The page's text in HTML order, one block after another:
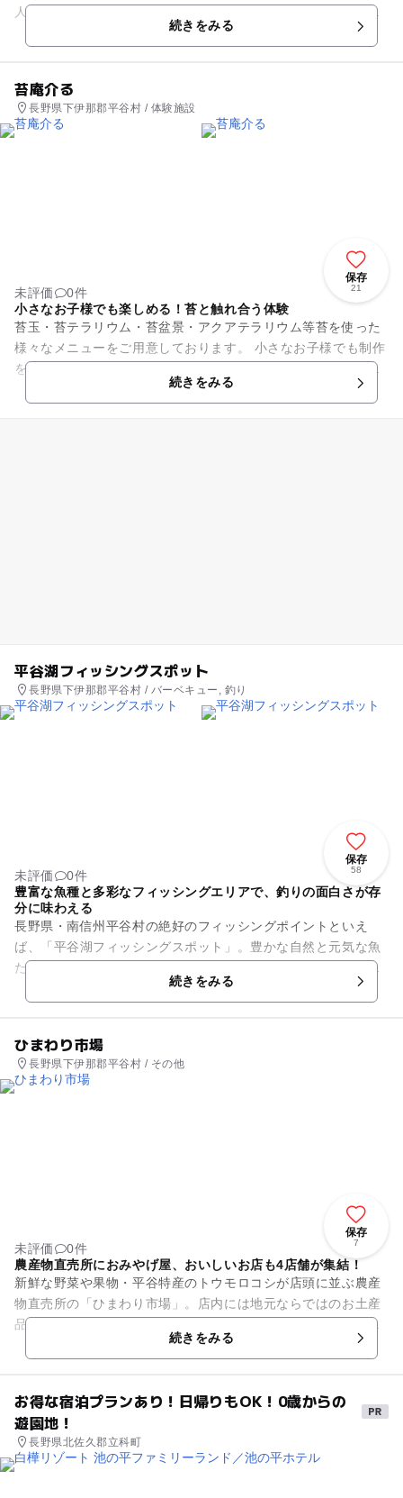
人の湯ともいわれているので、お母さんにも嬉しいお湯です。
南信州ならではのメニュー...続きをみる
苔庵介る
長野県下伊那郡平谷村 / 体験施設
保存
21
未評価
0件
小さなお子様でも楽しめる！苔と触れ合う体験
苔玉・苔テラリウム・苔盆景・アクアテラリウム等苔を使った
様々なメニューをご用意しております。 小さなお子様でも制作
をお楽しみ頂ける物も御座いますので、ご家族の方からご友
続きをみる
平谷湖フィッシングスポット
長野県下伊那郡平谷村 / バーベキュー, 釣り
保存
58
未評価
0件
豊富な魚種と多彩なフィッシングエリアで、釣りの面白さが存
分に味わえる
長野県・南信州平谷村の絶好のフィッシングポイントといえ
ば、「平谷湖フィッシングスポット」。豊かな自然と元気な魚
たちが、あなたのご来場をお待ちしています。気軽に楽しめる
初心者エリアから、ルアー・フ...
続きをみる
ひまわり市場
長野県下伊那郡平谷村 / その他
保存
7
未評価
0件
農産物直売所におみやげ屋、おいしいお店も4店舗が集結！
新鮮な野菜や果物・平谷特産のトウモロコシが店頭に並ぶ農産
物直売所の「ひまわり市場」。店内には地元ならではのお土産
品もたくさん揃っています。また、新鮮なお寿司を味わえる寿
しひらや、打ちたての自家製...続きをみる
お得な宿泊プランあり！日帰りもOK！0歳からの
遊園地！
長野県北佐久郡立科町